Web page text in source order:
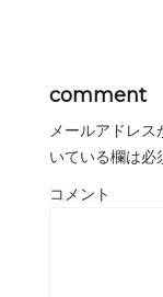
comment
メールアドレス
いている欄は必
コメント